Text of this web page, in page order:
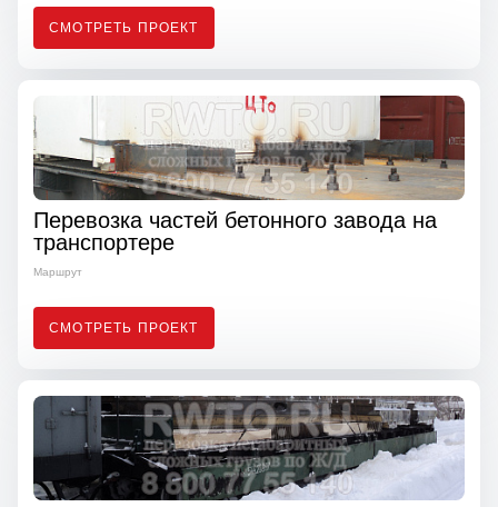
СМОТРЕТЬ ПРОЕКТ
Перевозка частей бетонного завода на
транспортере
Маршрут
СМОТРЕТЬ ПРОЕКТ